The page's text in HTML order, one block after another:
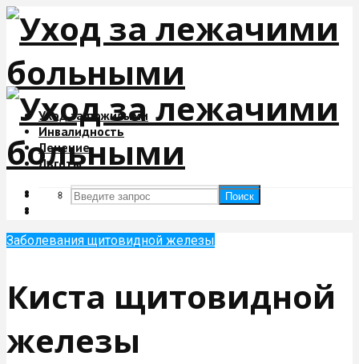
Уход за пожилыми
Инвалидность
Лечение
Льготы
Поиск
Поиск
Заболевания щитовидной железы
Киста щитовидной
железы